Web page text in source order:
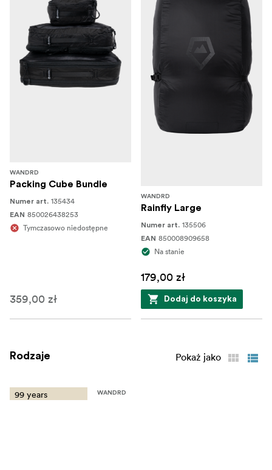
WANDRD
Packing Cube Bundle
Numer art. 135434
EAN 850026438253
Tymczasowo niedostępne
359,00 zł
WANDRD
Rainfly Large
Numer art. 135506
EAN 850008909658
Na stanie
179,00 zł
Dodaj do koszyka
Rodzaje Pokaż jako
99 years
warranty
WANDRD